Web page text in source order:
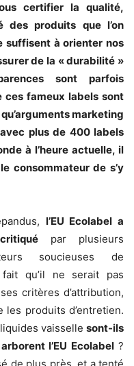
certifier la qualité,
des produits que l’on
suffisent à orienter nos
de la « durabilité »
sont parfois
ces fameux labels sont
marketing
plus de 400 labels
à l’heure actuelle, il
consommateur de s’y
l’EU Ecolabel a
par plusieurs
soucieuses de
fait qu’il ne serait pas
critères d’attribution,
produits d’entretien.
vaisselle sont-ils
l’EU Ecolabel?